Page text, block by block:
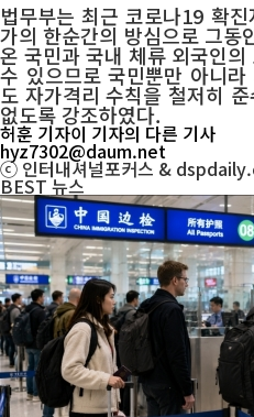
법무부는 최근 코로나19 확
가의 한순간의 방심으로 그동
온 국민과 국내 체류 외국인
수 있으므로 국민뿐만 아니
도 자가격리 수칙을 철저히
없도록 강조하였다.
허훈 기자이 기자의 다른 기사
hyz7302@daum.net
ⓒ 인터내셔널포커스 &
BEST뉴스